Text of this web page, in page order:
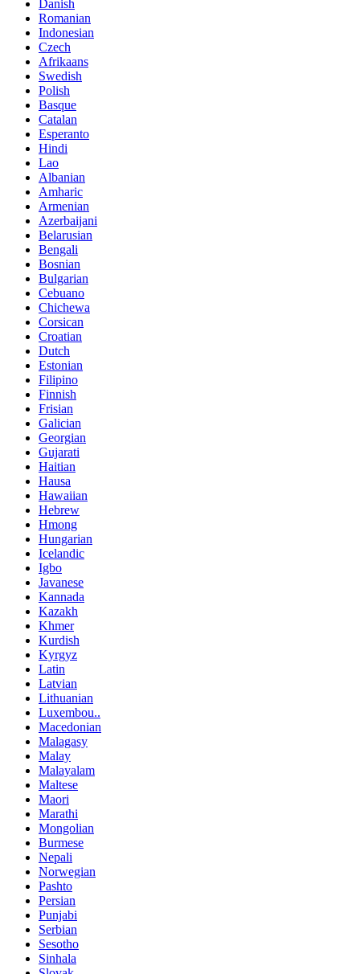
Danish
Romanian
Indonesian
Czech
Afrikaans
Swedish
Polish
Basque
Catalan
Esperanto
Hindi
Lao
Albanian
Amharic
Armenian
Azerbaijani
Belarusian
Bengali
Bosnian
Bulgarian
Cebuano
Chichewa
Corsican
Croatian
Dutch
Estonian
Filipino
Finnish
Frisian
Galician
Georgian
Gujarati
Haitian
Hausa
Hawaiian
Hebrew
Hmong
Hungarian
Icelandic
Igbo
Javanese
Kannada
Kazakh
Khmer
Kurdish
Kyrgyz
Latin
Latvian
Lithuanian
Luxembou..
Macedonian
Malagasy
Malay
Malayalam
Maltese
Maori
Marathi
Mongolian
Burmese
Nepali
Norwegian
Pashto
Persian
Punjabi
Serbian
Sesotho
Sinhala